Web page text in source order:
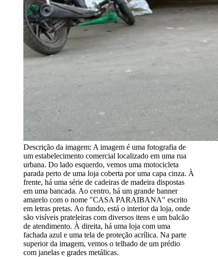
Descrição da imagem: A imagem é uma fotografia de
um estabelecimento comercial localizado em uma rua
urbana. Do lado esquerdo, vemos uma motocicleta
parada perto de uma loja coberta por uma capa cinza. À
frente, há uma série de cadeiras de madeira dispostas
em uma bancada. Ao centro, há um grande banner
amarelo com o nome "CASA PARAIBANA" escrito
em letras pretas. Ao fundo, está o interior da loja, onde
são visíveis prateleiras com diversos itens e um balcão
de atendimento. À direita, há uma loja com uma
fachada azul e uma tela de proteção acrílica. Na parte
superior da imagem, vemos o telhado de um prédio
com janelas e grades metálicas.